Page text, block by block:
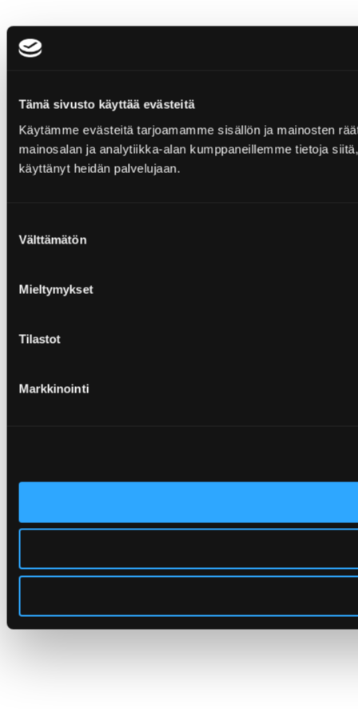
Tämä sivusto käyttää evästeitä
Käytämme evästeitä tarjoamamme sisällön ja mainosten
mainosalan ja analytiikka-alan kumppaneillemme tietoja
käyttänyt heidän palvelujaan.
valinta
Välttämätön
Mieltymykset
Tilastot
Markkinointi